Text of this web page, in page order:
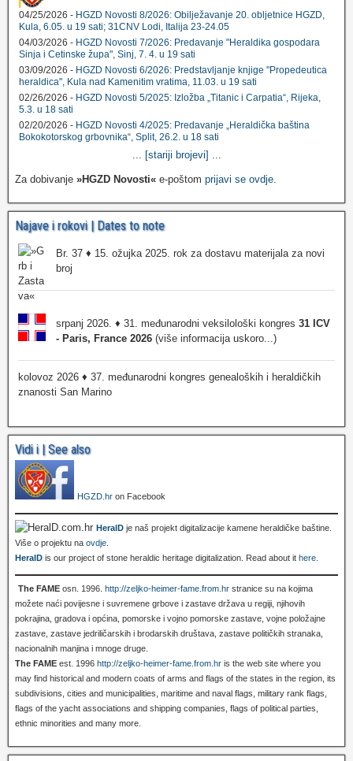
04/25/2026 - HGZD Novosti 8/2026: Obilježavanje 20. obljetnice HGZD,
Kula, 6.05. u 19 sati; 31CNV Lodi, Italija 23-24.05
04/03/2026 - HGZD Novosti 7/2026: Predavanje "Heraldika gospodara
Sinja i Cetinske župa", Sinj, 7. 4. u 19 sati
03/09/2026 - HGZD Novosti 6/2026: Predstavljanje knjige "Propedeutica
heraldica", Kula nad Kamenitim vratima, 11.03. u 19 sati
02/26/2026 - HGZD Novosti 5/2025: Izložba „Titanic i Carpatia“, Rijeka,
5.3. u 18 sati
02/20/2026 - HGZD Novosti 4/2025: Predavanje „Heraldička baština
Bokokotorskog grbovnika“, Split, 26.2. u 18 sati
... [stariji brojevi] ...
Za dobivanje »HGZD Novosti« e-poštom prijavi se ovdje.
Najave i rokovi | Dates to note
Br. 37 ♦ 15. ožujka 2025. rok za dostavu materijala za novi
broj
srpanj 2026. ♦ 31. međunarodni veksilološki kongres 31 ICV
- Paris, France 2026 (više informacija uskoro...)
kolovoz 2026 ♦ 37. međunarodni kongres genealoških i heraldičkih
znanosti San Marino
Vidi i | See also
HGZD.hr on Facebook
HeralD je naš projekt digitalizacije kamene heraldičke baštine.
Više o projektu na ovdje
HeralD is our project of stone heraldic heritage digitalization. Read about it here
The FAME osn. 1996. http://zeljko-heimer-fame.from.hr stranice su na kojima
možete naći povijesne i suvremene grbove i zastave država u regiji, njihovih
pokrajina, gradova i općina, pomorske i vojno pomorske zastave, vojne položajne
zastave, zastave jedriličarskih i brodarskih društava, zastave političkih stranaka,
nacionalnih manjina i mnoge druge.
The FAME est. 1996 http://zeljko-heimer-fame.from.hr is the web site where you
may find historical and modern coats of arms and flags of the states in the region, its
subdivisions, cities and municipalities, maritime and naval flags, military rank flags,
flags of the yacht associations and shipping companies, flags of political parties,
ethnic minorities and many more.